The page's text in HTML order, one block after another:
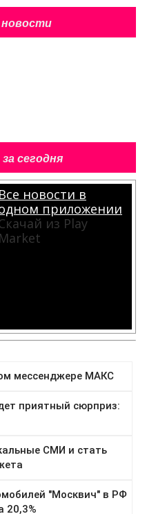
новости
сегодня
Все новости в
приложении
из Play
Market